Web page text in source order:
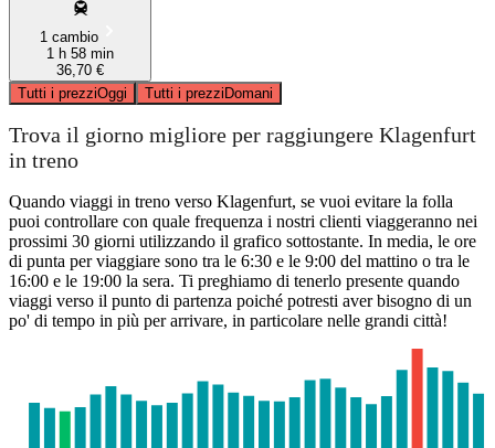
1 cambio
1 h 58 min
36,70 €
Tutti i prezziOggi Tutti i prezziDomani
Trova il giorno migliore per raggiungere Klagenfurt
in treno
Quando viaggi in treno verso Klagenfurt, se vuoi evitare la folla
puoi controllare con quale frequenza i nostri clienti viaggeranno nei
prossimi 30 giorni utilizzando il grafico sottostante. In media, le ore
di punta per viaggiare sono tra le 6:30 e le 9:00 del mattino o tra le
16:00 e le 19:00 la sera. Ti preghiamo di tenerlo presente quando
viaggi verso il punto di partenza poiché potresti aver bisogno di un
po' di tempo in più per arrivare, in particolare nelle grandi città!